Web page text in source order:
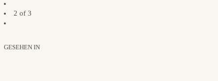
2 of 3
GESEHEN IN